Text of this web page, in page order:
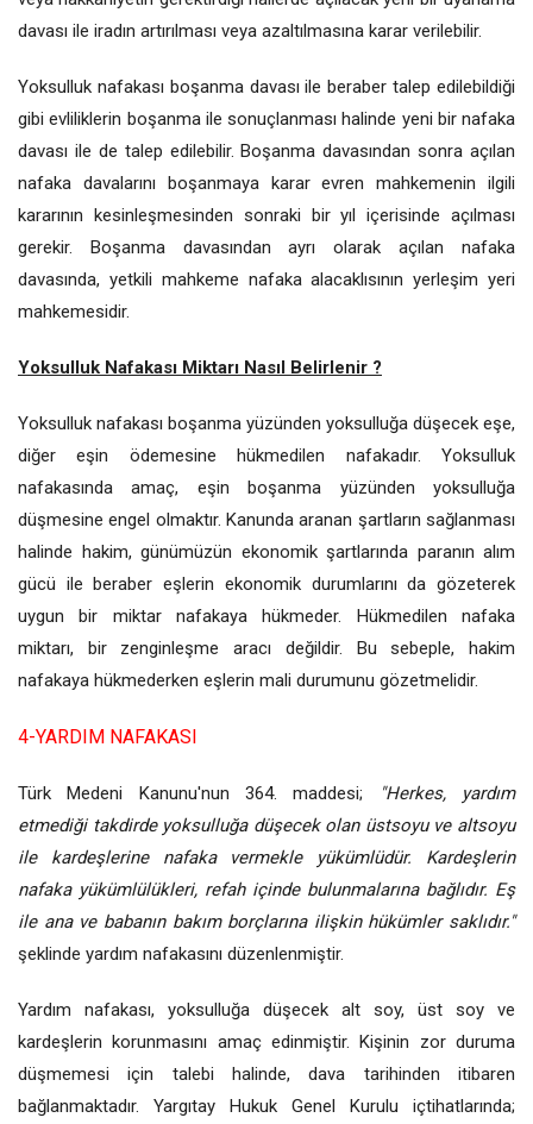
davası ile iradın artırılması veya azaltılmasına karar verilebilir.
Yoksulluk nafakası boşanma davası ile beraber talep edilebildiği
gibi evliliklerin boşanma ile sonuçlanması halinde yeni bir nafaka
davası ile de talep edilebilir. Boşanma davasından sonra açılan
nafaka davalarını boşanmaya karar evren mahkemenin ilgili
kararının kesinleşmesinden sonraki bir yıl içerisinde açılması
gerekir. Boşanma davasından ayrı olarak açılan nafaka
davasında, yetkili mahkeme nafaka alacaklısının yerleşim yeri
mahkemesidir.
Yoksulluk Nafakası Miktarı Nasıl Belirlenir ?
Yoksulluk nafakası boşanma yüzünden yoksulluğa düşecek eşe,
diğer eşin ödemesine hükmedilen nafakadır. Yoksulluk
nafakasında amaç, eşin boşanma yüzünden yoksulluğa
düşmesine engel olmaktır. Kanunda aranan şartların sağlanması
halinde hakim, günümüzün ekonomik şartlarında paranın alım
gücü ile beraber eşlerin ekonomik durumlarını da gözeterek
uygun bir miktar nafakaya hükmeder. Hükmedilen nafaka
miktarı, bir zenginleşme aracı değildir. Bu sebeple, hakim
nafakaya hükmederken eşlerin mali durumunu gözetmelidir.
4-YARDIM NAFAKASI
Türk Medeni Kanunu'nun 364. maddesi;
"Herkes, yardım
etmediği takdirde yoksulluğa düşecek olan üstsoyu ve altsoyu
ile kardeşlerine nafaka vermekle yükümlüdür. Kardeşlerin
nafaka yükümlülükleri, refah içinde bulunmalarına bağlıdır. Eş
ile ana ve babanın bakım borçlarına ilişkin hükümler saklıdır."
şeklinde yardım nafakasını düzenlenmiştir.
Yardım nafakası, yoksulluğa düşecek alt soy, üst soy ve
kardeşlerin korunmasını amaç edinmiştir. Kişinin zor duruma
düşmemesi için talebi halinde, dava tarihinden itibaren
bağlanmaktadır. Yargıtay Hukuk Genel Kurulu içtihatlarında;